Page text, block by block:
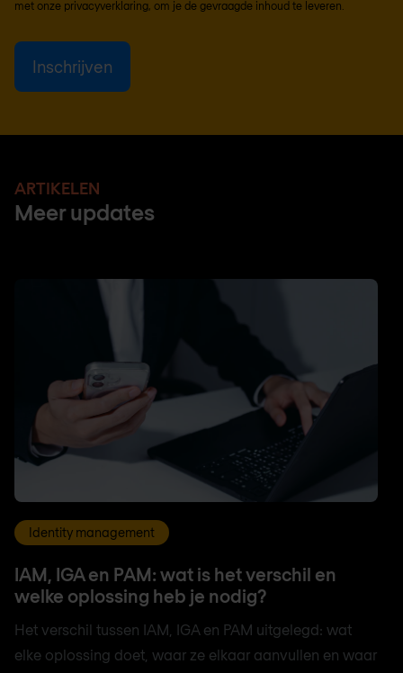
met onze privacyverklaring , om je de gevraagde inhoud te leveren.
ARTIKELEN
Meer updates
Identity management
IAM, IGA en PAM: wat is het verschil en
welke oplossing heb je nodig?
Het verschil tussen IAM, IGA en PAM uitgelegd: wat
elke oplossing doet, waar ze elkaar aanvullen en waar